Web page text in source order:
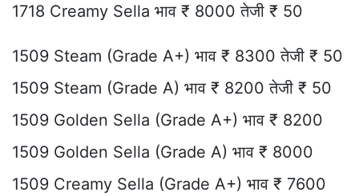
1718 Creamy Sella भाव ₹ 8000 तेजी ₹ 50
1509 Steam (Grade A+) भाव ₹ 8300 तेजी ₹ 50
1509 Steam (Grade A) भाव ₹ 8200 तेजी ₹ 50
1509 Golden Sella (Grade A+) भाव ₹ 8200
1509 Golden Sella (Grade A) भाव ₹ 8000
1509 Creamy Sella (Grade A+) भाव ₹ 7600